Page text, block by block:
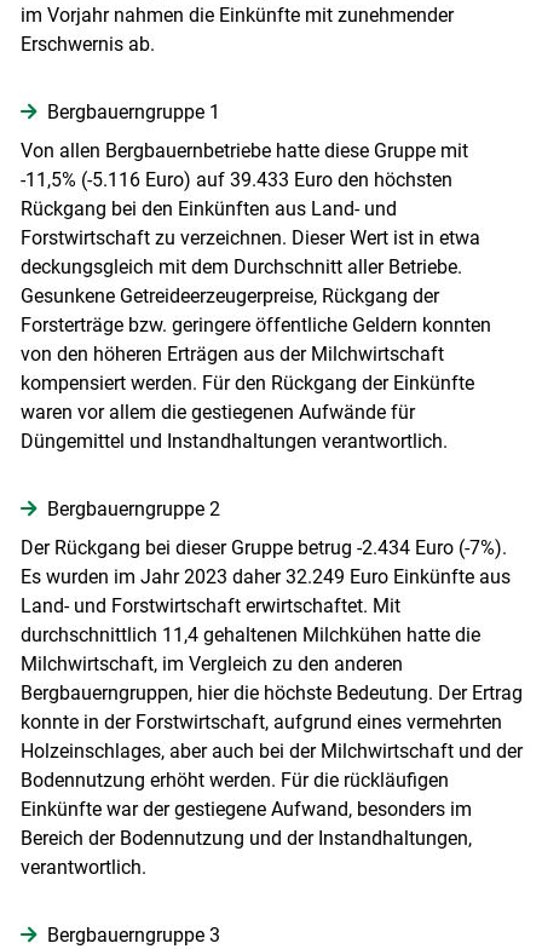
im Vorjahr nahmen die Einkünfte mit zunehmender
Erschwernis ab.
Bergbauerngruppe 1
Von allen Bergbauernbetriebe hatte diese Gruppe mit
-11,5% (-5.116 Euro) auf 39.433 Euro den höchsten
Rückgang bei den Einkünften aus Land- und
Forstwirtschaft zu verzeichnen. Dieser Wert ist in etwa
deckungsgleich mit dem Durchschnitt aller Betriebe.
Gesunkene Getreideerzeugerpreise, Rückgang der
Forsterträge bzw. geringere öffentliche Geldern konnten
von den höheren Erträgen aus der Milchwirtschaft
kompensiert werden. Für den Rückgang der Einkünfte
waren vor allem die gestiegenen Aufwände für
Düngemittel und Instandhaltungen verantwortlich.
Bergbauerngruppe 2
Der Rückgang bei dieser Gruppe betrug -2.434 Euro (-7%).
Es wurden im Jahr 2023 daher 32.249 Euro Einkünfte aus
Land- und Forstwirtschaft erwirtschaftet. Mit
durchschnittlich 11,4 gehaltenen Milchkühen hatte die
Milchwirtschaft, im Vergleich zu den anderen
Bergbauerngruppen, hier die höchste Bedeutung. Der Ertrag
konnte in der Forstwirtschaft, aufgrund eines vermehrten
Holzeinschlages, aber auch bei der Milchwirtschaft und der
Bodennutzung erhöht werden. Für die rückläufigen
Einkünfte war der gestiegene Aufwand, besonders im
Bereich der Bodennutzung und der Instandhaltungen,
verantwortlich.
Bergbauerngruppe 3